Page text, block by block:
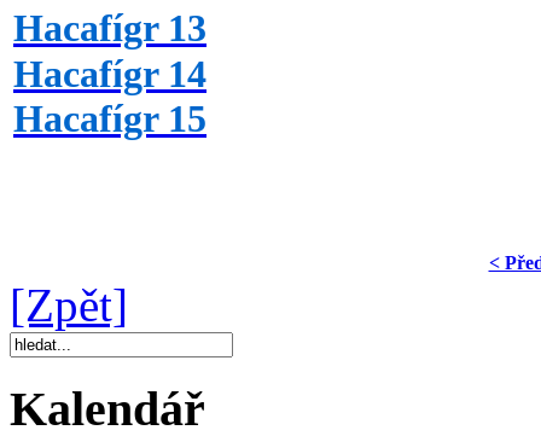
Hacafígr 13
Hacafígr 14
Hacafígr 15
<
[Zpět]
Kalendář